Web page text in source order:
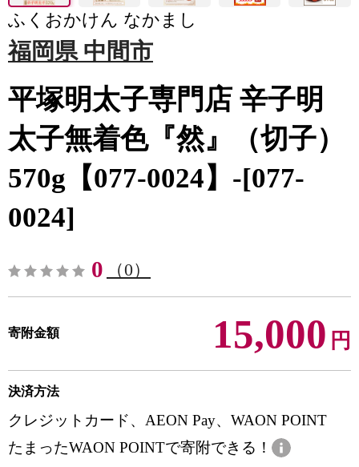
ふくおかけん なかまし
福岡県 中間市
平塚明太子専門店 辛子明
太子無着色『然』（切子）
570g【077-0024】-[077-
0024]
0 （0）
寄附金額 15,000 円
決済方法
クレジットカード、AEON Pay、WAON POINT
たまったWAON POINTで寄附できる！